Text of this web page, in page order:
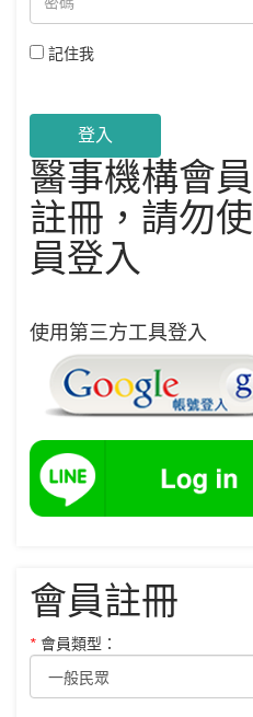
記住我
登入
醫事機構會
註冊，請勿
員登入
使用第三方工具登入
會員註冊
* 會員類型：